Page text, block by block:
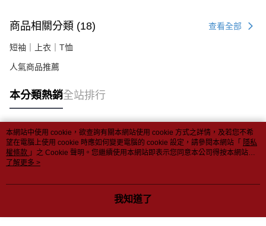
商品相關分類 (18) 查看全部
短袖｜上衣｜T恤
人氣商品推薦
本分類熱銷全站排行
熱門標籤
本網站中使用 cookie，欲查詢有關本網站使用 cookie 方式之詳情，及若您不希
望在電腦上使用 cookie 時應如何變更電腦的 cookie 設定，請參閱本網站「 隱私
權條款 」之 Cookie 聲明。您繼續使用本網站即表示您同意本公司得按本網站使
用條款之 Cookie 聲明使用 cookie。
了解更多 >
我知道了